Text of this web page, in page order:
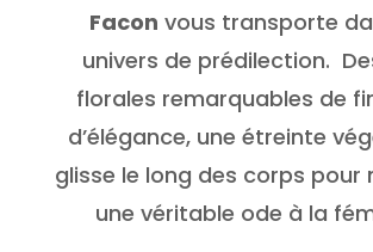
Facon vous transporte
univers de prédilection.
florales remarquables de
d’élégance, une étreinte
glisse le long des corps pour
une véritable ode à la